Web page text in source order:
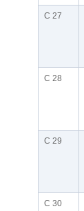
C 27
C 28
C 29
C 30